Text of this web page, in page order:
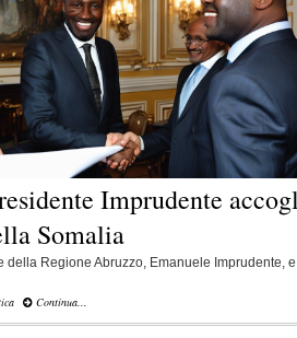
Imprudente
Somalia
della Regione Abruzzo, Emanuele Imprudente,
Continua...